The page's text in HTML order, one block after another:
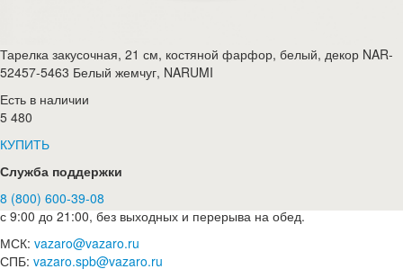
Тарелка закусочная, 21 см, костяной фарфор, белый, декор NAR-
52457-5463 Белый жемчуг, NARUMI
Есть в наличии
5 480
КУПИТЬ
Служба поддержки
8 (800) 600-39-08
с 9:00 до 21:00, без выходных и перерыва на обед.
МСК: vazaro@vazaro.ru
СПБ: vazaro.spb@vazaro.ru